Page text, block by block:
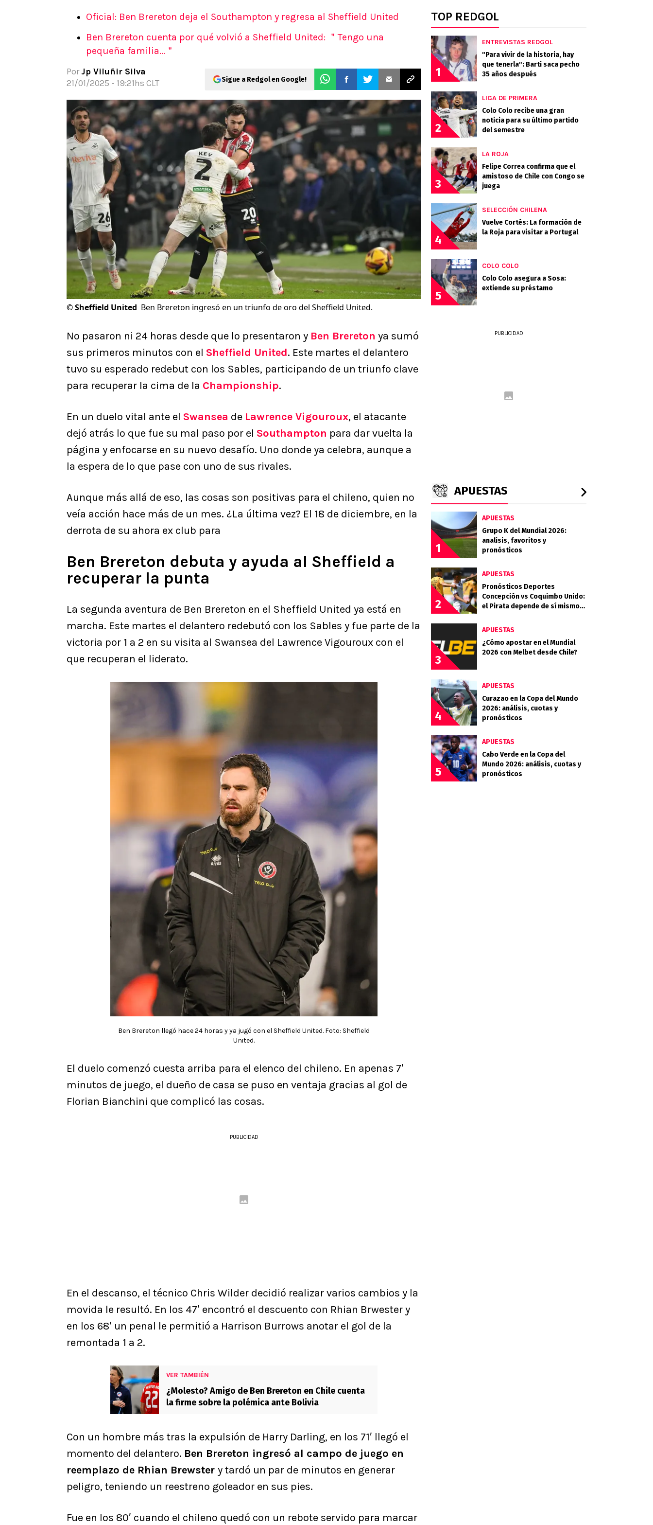
Apuesta del día
Oficial: Ben Brereton deja el Southampton y regresa al Sheffield United
Ben Brereton cuenta por qué volvió a Sheffield United: ＂Tengo una
pequeña familia...＂
Por Jp Viluñir Silva
21/01/2025 - 19:21hs CLT
Sigue a Redgol en Google!
©Sheffield United Ben Brereton ingresó en un triunfo de oro del Sheffield United.
No pasaron ni 24 horas desde que lo presentaron y Ben Brereton ya sumó
sus primeros minutos con el Sheffield United. Este martes el delantero
tuvo su esperado redebut con los Sables, participando de un triunfo clave
para recuperar la cima de la Championship.
En un duelo vital ante el Swansea de Lawrence Vigouroux, el atacante
dejó atrás lo que fue su mal paso por el Southampton para dar vuelta la
página y enfocarse en su nuevo desafío. Uno donde ya celebra, aunque a
la espera de lo que pase con uno de sus rivales.
Aunque más allá de eso, las cosas son positivas para el chileno, quien no
veía acción hace más de un mes. ¿La última vez? El 18 de diciembre, en la
derrota de su ahora ex club para
Ben Brereton debuta y ayuda al Sheffield a
recuperar la punta
La segunda aventura de Ben Brereton en el Sheffield United ya está en
marcha. Este martes el delantero redebutó con los Sables y fue parte de la
victoria por 1 a 2 en su visita al Swansea del Lawrence Vigouroux con el
que recuperan el liderato.
Ben Brereton llegó hace 24 horas y ya jugó con el Sheffield United. Foto: Sheffield
United.
El duelo comenzó cuesta arriba para el elenco del chileno. En apenas 7′
minutos de juego, el dueño de casa se puso en ventaja gracias al gol de
Florian Bianchini que complicó las cosas.
PUBLICIDAD
En el descanso, el técnico Chris Wilder decidió realizar varios cambios y la
movida le resultó. En los 47′ encontró el descuento con Rhian Brwester y
en los 68′ un penal le permitió a Harrison Burrows anotar el gol de la
remontada 1 a 2.
VER TAMBIÉN
¿Molesto? Amigo de Ben Brereton en Chile cuenta
la firme sobre la polémica ante Bolivia
Con un hombre más tras la expulsión de Harry Darling, en los 71′ llegó el
momento del delantero. Ben Brereton ingresó al campo de juego en
reemplazo de Rhian Brewster y tardó un par de minutos en generar
peligro, teniendo un reestreno goleador en sus pies.
Fue en los 80′ cuando el chileno quedó con un rebote servido para marcar
TOP REDGOL
1
ENTREVISTAS REDGOL
"Para vivir de la historia, hay
que tenerla": Barti saca pecho
35 años después
2
LIGA DE PRIMERA
Colo Colo recibe una gran
noticia para su último partido
del semestre
3
LA ROJA
Felipe Correa confirma que el
amistoso de Chile con Congo se
juega
4
SELECCIÓN CHILENA
Vuelve Cortés: La formación de
la Roja para visitar a Portugal
5
COLO COLO
Colo Colo asegura a Sosa:
extiende su préstamo
PUBLICIDAD
APUESTAS
1
APUESTAS
Grupo K del Mundial 2026:
analisis, favoritos y
pronósticos
2
APUESTAS
Pronósticos Deportes
Concepción vs Coquimbo Unido:
el Pirata depende de sí mismo
3
APUESTAS
¿Cómo apostar en el Mundial
2026 con Melbet desde Chile?
4
APUESTAS
Curazao en la Copa del Mundo
2026: análisis, cuotas y
pronósticos
5
APUESTAS
Cabo Verde en la Copa del
Mundo 2026: análisis, cuotas y
pronósticos